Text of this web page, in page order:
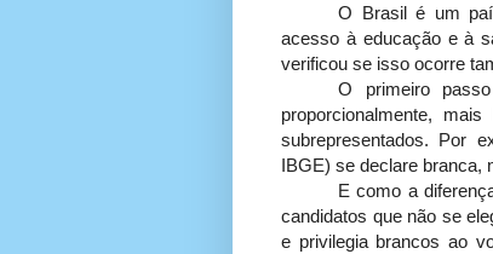
O Brasil é um
acesso à educação e à
verificou se isso ocorre
O primeiro
proporcionalmente,
subrepresentados. Por
IBGE) se declare branca,
E como a
candidatos que não se
e privilegia brancos ao